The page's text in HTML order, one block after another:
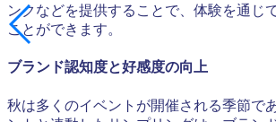
ンクなどを提供することで、体験を通じ
ことができます。
ブランド認知度と好感度の向上
秋は多くのイベントが開催される季節で